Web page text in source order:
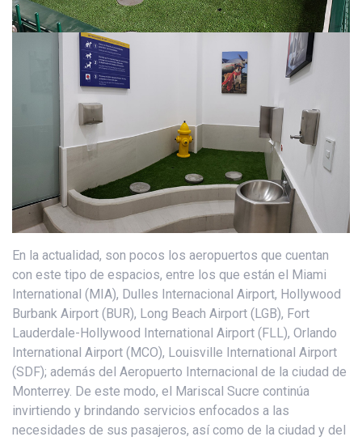
En la actualidad, son pocos los aeropuertos que cuentan
con este tipo de espacios, entre los que están el Miami
International (MIA), Dulles Internacional Airport, Hollywood
Burbank Airport (BUR), Long Beach Airport (LGB), Fort
Lauderdale-Hollywood International Airport (FLL), Orlando
International Airport (MCO), Louisville International Airport
(SDF); además del Aeropuerto Internacional de la ciudad de
Monterrey. De este modo, el Mariscal Sucre continúa
invirtiendo y brindando servicios enfocados a las
necesidades de sus pasajeros, así como de la ciudad y del